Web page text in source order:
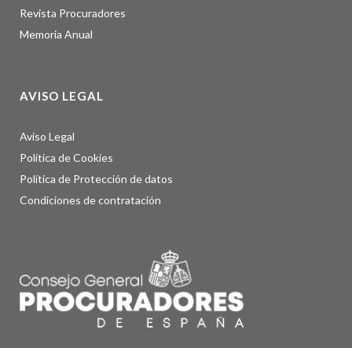
Revista Procuradores
Memoria Anual
AVISO LEGAL
Aviso Legal
Política de Cookies
Política de Protección de datos
Condiciones de contratación